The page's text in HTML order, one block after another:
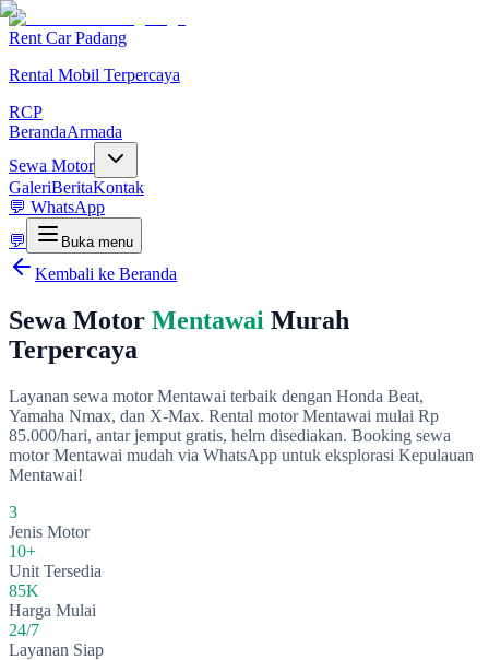
Rent Car Padang
Rental Mobil Terpercaya
RCP
BerandaArmada
Sewa Motor
GaleriBeritaKontak
💬 WhatsApp
💬
Buka menu
Kembali ke Beranda
Sewa Motor Mentawai Murah
Terpercaya
Layanan sewa motor Mentawai terbaik dengan Honda Beat,
Yamaha Nmax, dan X-Max. Rental motor Mentawai mulai Rp
85.000/hari, antar jemput gratis, helm disediakan. Booking sewa
motor Mentawai mudah via WhatsApp untuk eksplorasi Kepulauan
Mentawai!
3
Jenis Motor
10+
Unit Tersedia
85K
Harga Mulai
24/7
Layanan Siap